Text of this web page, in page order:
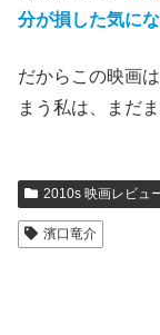
分が損した気に
だからこの映画
まう私は、まだ
2010s 映画レビュ
濱口竜介